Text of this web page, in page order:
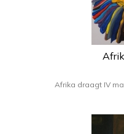
Afrika draagt IV